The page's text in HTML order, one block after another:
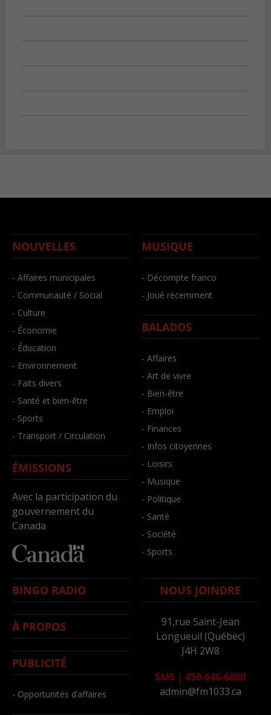
NOUVELLES
- Affaires municipales
- Communauté / Social
- Culture
- Économie
- Éducation
- Environnement
- Faits divers
- Santé et bien-être
- Sports
- Transport / Circulation
ÉMISSIONS
Avec la participation du
gouvernement du
Canada
MUSIQUE
- Décompte franco
- Joué récemment
BALADOS
- Affaires
- Art de vivre
- Bien-être
- Emploi
- Finances
- Infos citoyennes
- Loisirs
- Musique
- Politique
- Santé
- Société
- Sports
BINGO RADIO
À PROPOS
PUBLICITÉ
- Opportunités d’affaires
NOUS JOINDRE
91,rue Saint-Jean
Longueuil (Québec)
J4H 2W8
SMS | 450-646-6800
admin@fm1033.ca